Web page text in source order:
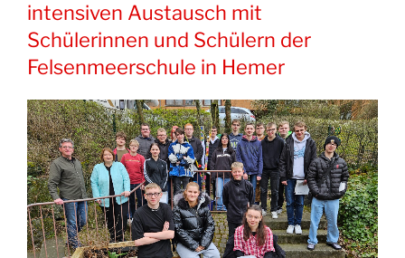
intensiven Austausch mit
Schülerinnen und Schülern der
Felsenmeerschule in Hemer